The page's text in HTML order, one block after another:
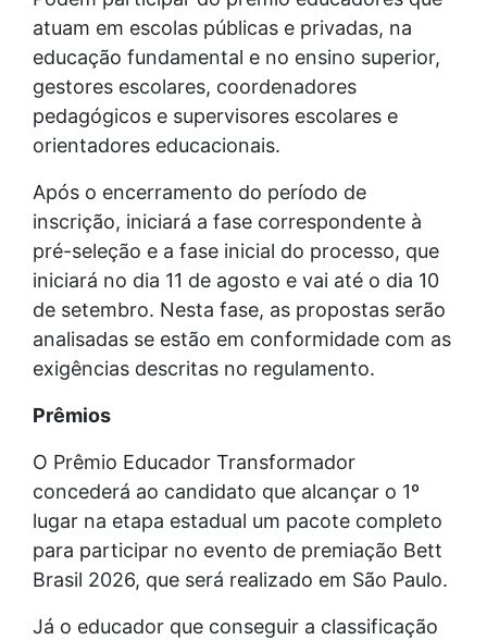
atuam em escolas públicas e privadas, na
educação fundamental e no ensino superior,
gestores escolares, coordenadores
pedagógicos e supervisores escolares e
orientadores educacionais.
Após o encerramento do período de
inscrição, iniciará a fase correspondente à
pré-seleção e a fase inicial do processo, que
iniciará no dia 11 de agosto e vai até o dia 10
de setembro. Nesta fase, as propostas serão
analisadas se estão em conformidade com as
exigências descritas no regulamento.
Prêmios
O Prêmio Educador Transformador
concederá ao candidato que alcançar o 1º
lugar na etapa estadual um pacote completo
para participar no evento de premiação Bett
Brasil 2026, que será realizado em São Paulo.
Já o educador que conseguir a classificação